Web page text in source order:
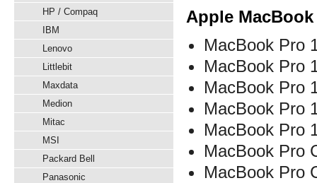
HP / Compaq
IBM
Lenovo
Littlebit
Maxdata
Medion
Mitac
MSI
Packard Bell
Panasonic
Apple
MacBook Pro
MacBook Pro
MacBook Pro
MacBook Pro
MacBook Pro
MacBook Pro
MacBook Pro